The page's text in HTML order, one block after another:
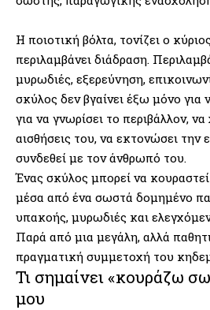
Η ποιοτική βόλτα, τονίζει ο
περιλαμβάνει διάδραση.
μυρωδιές, εξερεύνηση,
σκύλος δεν βγαίνει έξω μόνο για
για να γνωρίσει το περιβάλλον, να
αισθήσεις του, να εκτονώσει την
συνδεθεί με τον άνθρωπό του.
Ένας σκύλος μπορεί να
μέσα από ένα σωστά δομημένο
υπακοής, μυρωδιές και
Παρά από μια μεγάλη, αλλά
πραγματική συμμετοχή του
Τι σημαίνει «κουράζω
μου